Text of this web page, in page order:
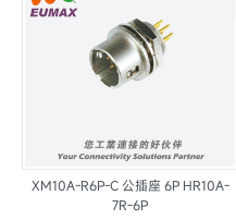
XM10A-R6P-C 公插座 6P HR10A-
7R-6P